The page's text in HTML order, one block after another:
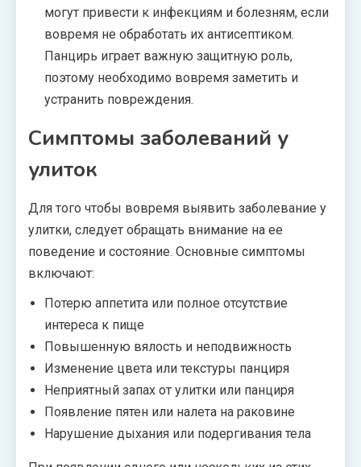
могут привести к инфекциям и болезням, если
вовремя не обработать их антисептиком.
Панцирь играет важную защитную роль,
поэтому необходимо вовремя заметить и
устранить повреждения.
Симптомы заболеваний у
улиток
Для того чтобы вовремя выявить заболевание у
улитки, следует обращать внимание на ее
поведение и состояние. Основные симптомы
включают:
Потерю аппетита или полное отсутствие
интереса к пище
Повышенную вялость и неподвижность
Изменение цвета или текстуры панциря
Неприятный запах от улитки или панциря
Появление пятен или налета на раковине
Нарушение дыхания или подергивания тела